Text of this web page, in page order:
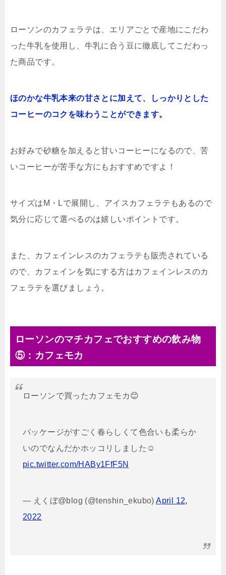
ローソンのカフェラテは、エリアごとで産地にこだわ
った牛乳を使用し、牛乳に合う豆に徹底してこだわっ
た商品です。
ほのかな牛乳本来の甘さとに加えて、しっかりとした
コーヒーのコクを味わうことができます。
お好みで砂糖を加えると甘いコーヒーになるので、苦
いコーヒーが苦手な方にもおすすめですよ！
サイズはM・Lで展開し、アイスカフェラテもあるので
気分に応じて選べるのは嬉しいポイントです。
また、カフェインレスのカフェラテも販売されている
ので、カフェインを気にする方はカフェインレスのカ
フェラテを選びましょう。
ローソンのマチカフェでおすすめの飲み物
⑤：カフェモカ
ローソンで買ったカフェモカ😊
パッケージがすごく春らしくて色合いも柔らか
いのでなんだかホッコリしました☺️
pic.twitter.com/HABy1FfF5N
— えくぼ@blog (@tenshin_ekubo)April 12,
2022